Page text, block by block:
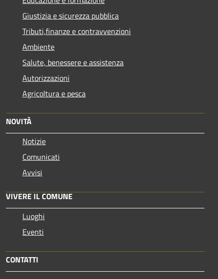
Giustizia e sicurezza pubblica
Tributi,finanze e contravvenzioni
Ambiente
Salute, benessere e assistenza
Autorizzazioni
Agricoltura e pesca
NOVITÀ
Notizie
Comunicati
Avvisi
VIVERE IL COMUNE
Luoghi
Eventi
CONTATTI